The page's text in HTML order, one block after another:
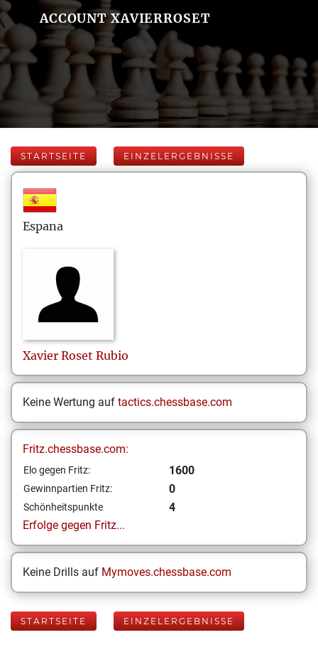
ACCOUNT XAVIERROSET
STARTSEITE EINZELERGEBNISSE
Espana
Xavier Roset Rubio
Keine Wertung auf tactics.chessbase.com
Fritz.chessbase.com:
Elo gegen Fritz: 1600
Gewinnpartien Fritz: 0
Schönheitspunkte
4
Erfolge gegen Fritz...
Keine Drills auf Mymoves.chessbase.com
STARTSEITE EINZELERGEBNISSE